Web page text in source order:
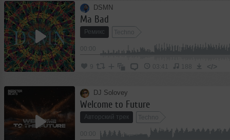
DSMN
Ma Bad
Ремикс Techno
9 03:41 </>
DJ Solovey
Welcome to Future
Авторский трек Techno